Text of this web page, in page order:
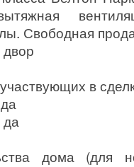
Свободная
двор
в
да
дома (для